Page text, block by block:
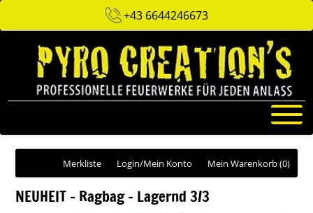
+43 6644246673
Mein Warenkorb(0)
Login/Mein Konto
Merkliste
NEUHEIT - Ragbag - Lagernd 3/3